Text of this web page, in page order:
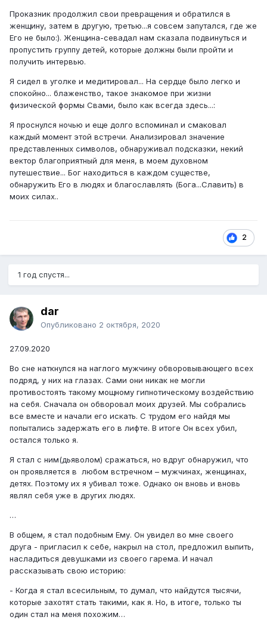
Проказник продолжил свои превращения и обратился в
женщину, затем в другую, третью...я совсем запутался, где же
Его не было:). Женщина-севадал нам сказала подвинуться и
пропустить группу детей, которые должны были пройти и
получить интервью.
Я сидел в уголке и медитировал... На сердце было легко и
спокойно... блаженство, такое знакомое при жизни
физической формы Свами, было как всегда здесь...:
Я проснулся ночью и еще долго вспоминал и смаковал
каждый момент этой встречи. Анализировал значение
представленных символов, обнаруживал подсказки, некий
вектор благоприятный для меня, в моем духовном
путешествие... Бог находиться в каждом существе,
обнаружить Его в людях и благославлять (Бога...Славить) в
моих силах..
2
1 год спустя...
dar
Опубликовано 2 октября, 2020
27.09.2020
Во сне наткнулся на наглого мужчину обворовывающего всех
подряд, у них на глазах. Сами они никак не могли
противостоять такому мощному гипнотическому воздействию
на себя. Сначала он обворовал моих друзей. Мы собрались
все вместе и начали его искать. С трудом его найдя мы
попытались задержать его в лифте. В итоге Он всех убил,
остался только я.
Я стал с ним(дьяволом) сражаться, но вдруг обнаружил, что
он проявляется в любом встречном – мужчинах, женщинах,
детях. Поэтому их я убивал тоже. Однако он вновь и вновь
являл себя уже в других людях.
…
В общем, я стал подобным Ему. Он увидел во мне своего
друга - пригласил к себе, накрыл на стол, предложил выпить,
насладиться девушками из своего гарема. И начал
рассказывать свою историю:
- Когда я стал всесильным, то думал, что найдутся тысячи,
которые захотят стать такими, как я. Но, в итоге, только ты
один стал на меня похожим…